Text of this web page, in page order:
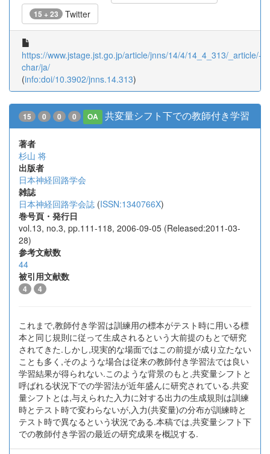
15 + 23 Twitter
https://www.jstage.jst.go.jp/article/jnns/14/4/14_4_313/_article/-
char/ja/
(info:doi/10.3902/jnns.14.313)
15 0 0 0 OA 共変量シフト下での教師付き学習
著者
杉山 将
出版者
日本神経回路学会
雑誌
日本神経回路学会誌 (ISSN:1340766X)
巻号頁・発行日
vol.13, no.3, pp.111-118, 2006-09-05 (Released:2011-03-
28)
参考文献数
44
被引用文献数
4 4
これまで,教師付き学習は訓練用の標本がテスト時に用いる標
本と同じ規則に従って生成されるという大前提のもとで研究
されてきた.しかし,現実的な場面ではこの前提が成り立たない
ことも多く,そのような場合は従来の教師付き学習法では良い
学習結果が得られない.このような背景のもと,共変量シフトと
呼ばれる状況下での学習法が近年盛んに研究されている.共変
量シフトとは,与えられた入力に対する出力の生成規則は訓練
時とテスト時で変わらないが,入力(共変量)の分布が訓練時と
テスト時で異なるという状況である.本稿では,共変量シフト下
での教師付き学習の最近の研究成果を概説する.